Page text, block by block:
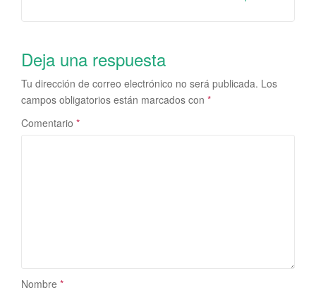
Deja una respuesta
Tu dirección de correo electrónico no será publicada. Los
campos obligatorios están marcados con *
Comentario *
Nombre *